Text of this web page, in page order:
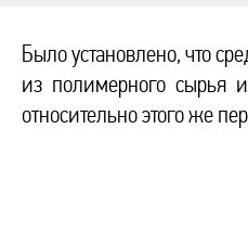
Было установлено, что
из полимерного сырья
относительно этого же